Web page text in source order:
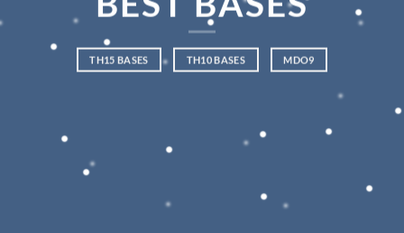
TH15 BASES TH10 BASES MDO9